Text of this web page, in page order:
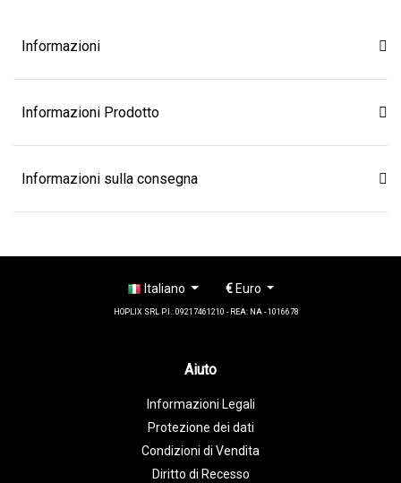
Informazioni
Informazioni Prodotto
Informazioni sulla consegna
Italiano €Euro
HOPLIX SRL P.I.: 09217461210 - REA: NA - 1016678
Aiuto
Informazioni Legali
Protezione dei dati
Condizioni di Vendita
Diritto di Recesso